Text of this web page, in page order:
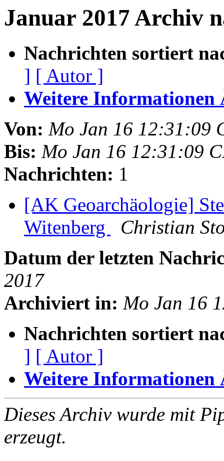
Januar 2017 Archiv
Nachrichten sortiert
] [ Autor ]
Weitere Informationen
Von: Mo Jan 16 12:31:09
Bis: Mo Jan 16 12:31:09
Nachrichten: 1
[AK Geoarchäologie]
Witenberg
Christian
Datum der letzten
2017
Archiviert in: Mo Jan 16
Nachrichten sortiert
] [ Autor ]
Weitere Informationen
Dieses Archiv wurde mit
erzeugt.